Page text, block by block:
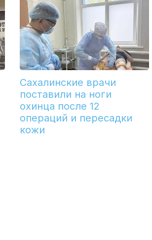
Сахалинские врачи
поставили на ноги
охинца после 12
операций и пересадки
кожи